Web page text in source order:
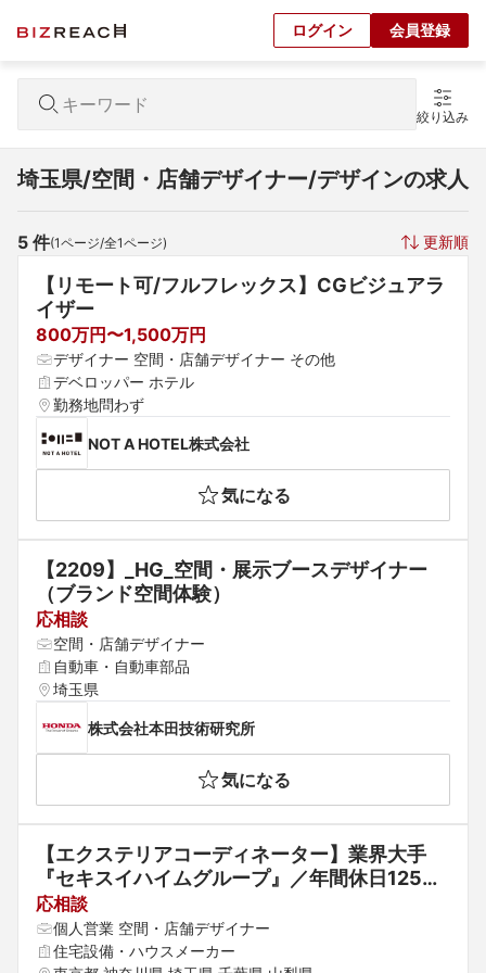
ログイン 会員登録
絞り込み
埼玉県/空間・店舗デザイナー/デザインの求人
5 件(1ページ/全1ページ) 更新順
【リモート可/フルフレックス】CGビジュアラ
イザー
800万円〜1,500万円
デザイナー 空間・店舗デザイナー その他
デベロッパー ホテル
勤務地問わず
NOT A HOTEL株式会社
気になる
【2209】_HG_空間・展示ブースデザイナー
（ブランド空間体験）
応相談
空間・店舗デザイナー
自動車・自動車部品
埼玉県
株式会社本田技術研究所
気になる
【エクステリアコーディネーター】業界大手
『セキスイハイムグループ』／年間休日125
日・育児支援充実◎
応相談
個人営業 空間・店舗デザイナー
住宅設備・ハウスメーカー